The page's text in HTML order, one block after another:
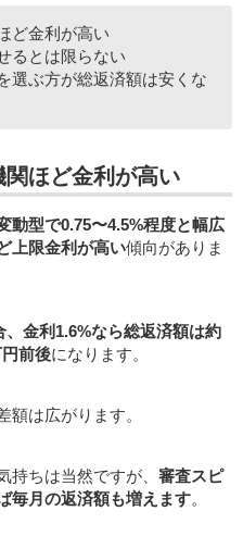
ど金利が高い
るとは限らない
選ぶ方が総返済額は安くな
ほど金利が高い
動型で0.75〜4.5%程度と幅広
上限金利が高い傾向がありま
金利1.6%なら総返済額は約
前後になります。
額は広がります。
持ちは当然ですが、 審査スピ
毎月の返済額も増えます。